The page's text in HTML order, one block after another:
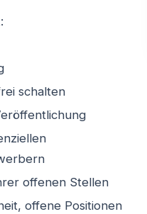
schalten
offenen Stellen
offene Positionen